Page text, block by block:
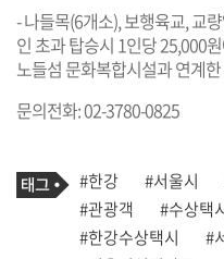
- 나들목(6개소), 보행육교, 교
인 초과 탑승시 1인당 25,000
노들섬 문화복합시설과 연계
문의전화: 02-3780-0825
기
사
관
련
태
태
그
#한강 #서울시
#관광객
#수상택
#한강수상택시
#